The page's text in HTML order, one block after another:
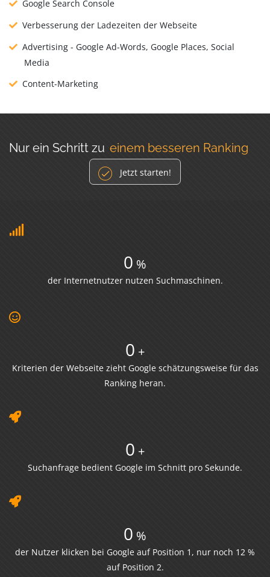
Google Search Console
Verbesserung der Ladezeiten der Webseite
Advertising - Google Ad-Words, Google Places, Social
Media
Content-Marketing
Nur ein Schritt zu einem besseren Ranking
Jetzt starten!
0 %
der Internetnutzer nutzen Suchmaschinen.
0 +
Kriterien der Webseite zieht Google schätzungsweise für das
Ranking heran.
0 +
Suchanfrage bedient Google im Schnitt pro Sekunde.
0 %
der Nutzer klicken bei Google auf Position 1, nur noch 12 %
auf Position 2.